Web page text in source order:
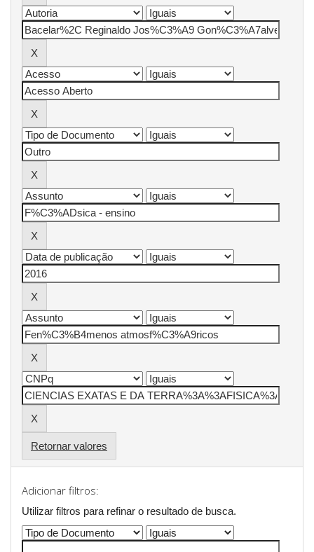
Retornar valores
Adicionar filtros:
Utilizar filtros para refinar o resultado de busca.